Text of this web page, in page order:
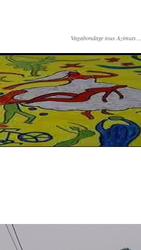
Vagabondage tous Azimuts…